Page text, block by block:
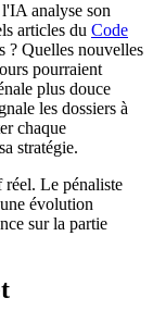
analyse son
articles du Code
? Quelles nouvelles
pourraient
plus douce
les dossiers à
chaque
stratégie.
réel. Le pénaliste
évolution
sur la partie